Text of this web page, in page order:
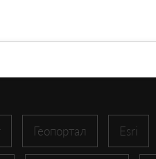
Геопортал Esri